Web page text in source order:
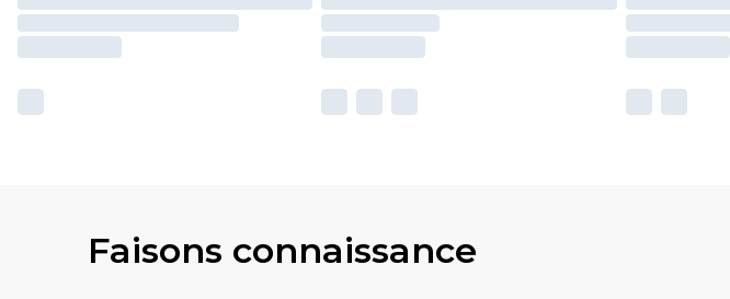
Faisons connaissance